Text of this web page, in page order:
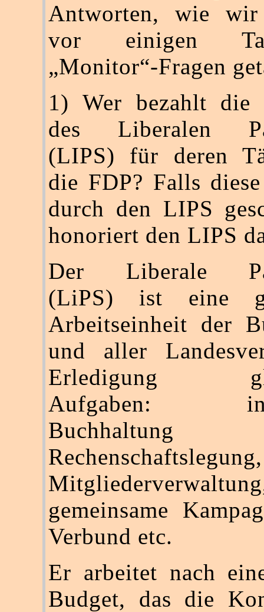
Antworten, wie
vor einigen
„Monitor“-Fragen
1) Wer bezahlt die
des Liberalen
(LIPS) für deren
die FDP? Falls
durch den LIPS
honoriert den LIPS
Der Liberale
(LiPS) ist eine
Arbeitseinheit der
und aller
Erledigung
Aufgaben:
Rechenschaftslegung,
gemeinsame
Verbund etc.
Er arbeitet nach
Budget, das die